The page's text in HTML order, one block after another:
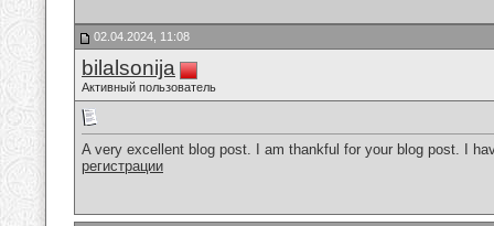
02.04.2024, 11:08
bilalsonija
Активный пользователь
A very excellent blog post. I am thankful for your blog post. I
регистрации